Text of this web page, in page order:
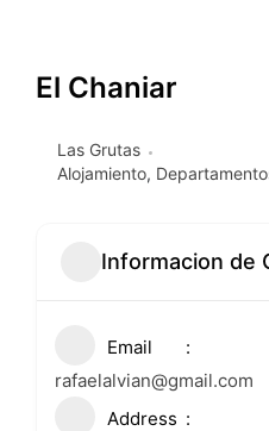
El Chaniar
Las Grutas
Alojamiento,
Informacion de
Email
rafaelalvian@gmail.com
Address